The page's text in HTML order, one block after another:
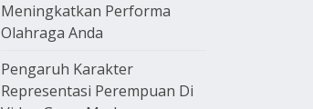
Meningkatkan Performa
Olahraga Anda
Pengaruh Karakter
Representasi Perempuan Di